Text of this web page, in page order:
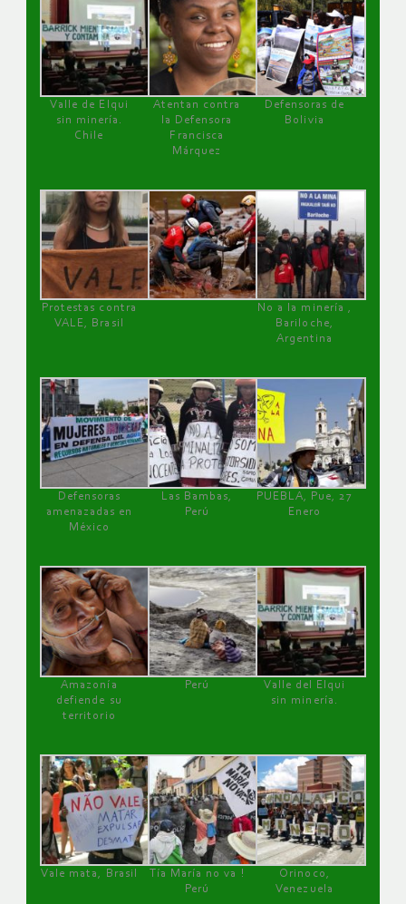
Valle de Elqui
sin minería.
Chile
Atentan contra
la Defensora
Francisca
Márquez
Defensoras de
Bolivia
Protestas contra
VALE, Brasil
No a la minería ,
Bariloche,
Argentina
Defensoras
amenazadas en
México
Las Bambas,
Perú
PUEBLA, Pue, 27
Enero
Amazonía
defiende su
territorio
Perú
Valle del Elqui
sin minería.
Vale mata, Brasil
Tía María no va !
Perú
Orinoco,
Venezuela